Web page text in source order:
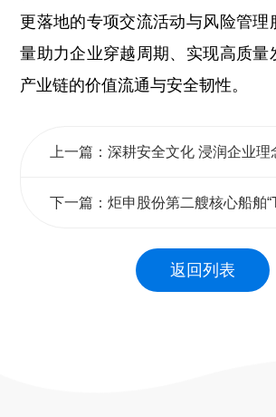
更落地的专项交流活动与风险管理
量助力企业穿越周期、实现高质量
产业链的价值流通与安全韧性。
返回列表